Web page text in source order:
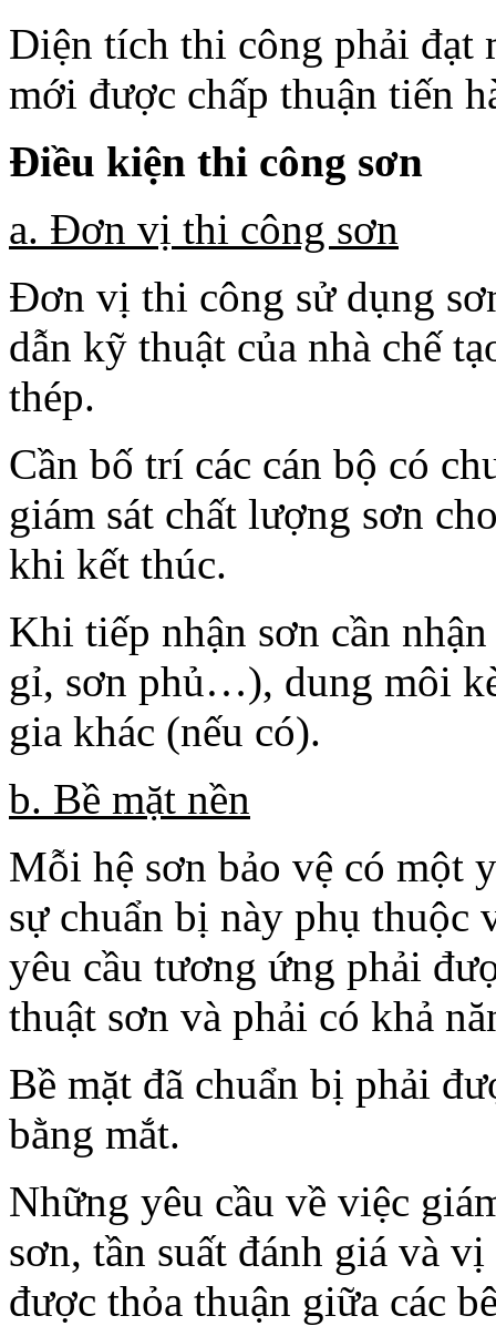
Diện tích thi công phải đạt
mới được chấp thuận tiến
Điều kiện thi công sơn
a. Đơn vị thi công sơn
Đơn vị thi công sử dụng
dẫn kỹ thuật của nhà chế
thép.
Cần bố trí các cán bộ có
giám sát chất lượng sơn
khi kết thúc.
Khi tiếp nhận sơn cần
gỉ, sơn phủ…), dung môi
gia khác (nếu có).
b. Bề mặt nền
Mỗi hệ sơn bảo vệ có một
sự chuẩn bị này phụ thuộc
yêu cầu tương ứng phải
thuật sơn và phải có khả
Bề mặt đã chuẩn bị phải
bằng mắt.
Những yêu cầu về việc
sơn, tần suất đánh giá và
được thỏa thuận giữa các